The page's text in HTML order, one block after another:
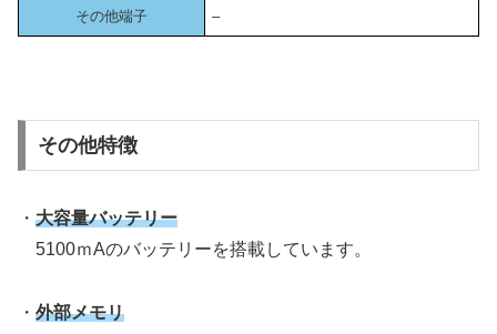
その他端子 –
その他特徴
・ 大容量バッテリー
5100ｍAのバッテリーを搭載しています。
・ 外部メモリ